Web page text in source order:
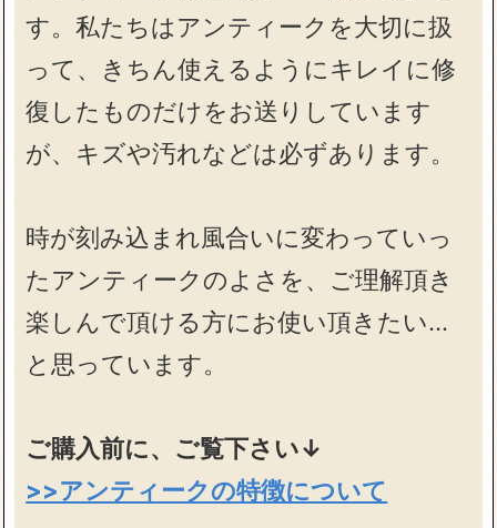
す。私たちはアンティークを大切に扱
って、きちん使えるようにキレイに修
復したものだけをお送りしています
が、キズや汚れなどは必ずあります。
時が刻み込まれ風合いに変わっていっ
たアンティークのよさを、ご理解頂き
楽しんで頂ける方にお使い頂きたい…
と思っています。
ご購入前に、ご覧下さい↓
>>アンティークの特徴について